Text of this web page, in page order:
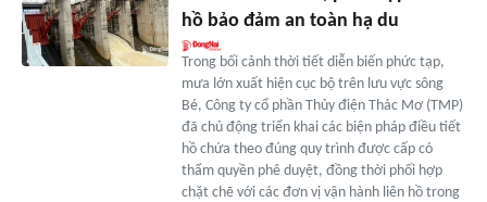
hồ bảo đảm an toàn hạ du
Trong bối cảnh thời tiết diễn biến phức tạp,
mưa lớn xuất hiện cục bộ trên lưu vực sông
Bé, Công ty cổ phần Thủy điện Thác Mơ (TMP)
đã chủ động triển khai các biện pháp điều tiết
hồ chứa theo đúng quy trình được cấp có
thẩm quyền phê duyệt, đồng thời phối hợp
chặt chẽ với các đơn vị vận hành liên hồ trong